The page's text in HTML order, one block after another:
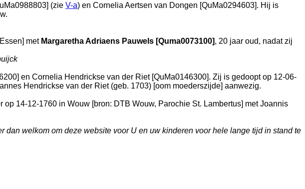
(zie V-a) en Cornelia Aertsen van Dongen [QuMa0294603]. Hij is
.
] met Margaretha Adriaens Pauwels [Quma0073100], 20 jaar oud, nadat zij
en Cornelia Hendrickse van der Riet [QuMa0146300]. Zij is gedoopt op 12-06-
Hendrickse van der Riet (geb. 1703) [oom moederszijde] aanwezig.
op 14-12-1760 in Wouw [bron: DTB Wouw, Parochie St. Lambertus] metJoannis
welkom om deze website voor U en uw kinderen voor hele lange tijd in stand te